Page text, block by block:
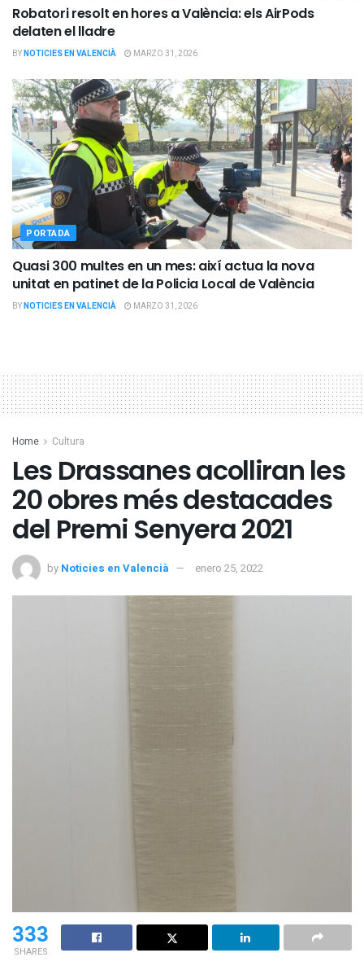
Robatori resolt en hores a València: els AirPods
delaten el lladre
BYNOTICIES EN VALENCIÀ MARZO 31, 2026
PORTADA
Quasi 300 multes en un mes: així actua la nova
unitat en patinet de la Policia Local de València
BYNOTICIES EN VALENCIÀ MARZO 31, 2026
Home Cultura
Les Drassanes acolliran les
20 obres més destacades
del Premi Senyera 2021
by Noticies en Valencià enero 25, 2022
333
SHARES